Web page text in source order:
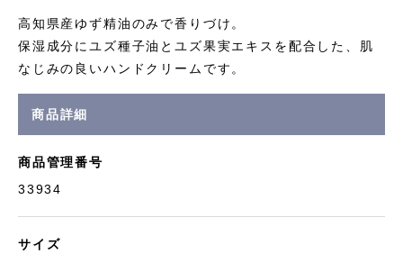
高知県産ゆず精油のみで香りづけ。
保湿成分にユズ種子油とユズ果実エキスを配合した、肌
なじみの良いハンドクリームです。
商品詳細
商品管理番号
33934
サイズ